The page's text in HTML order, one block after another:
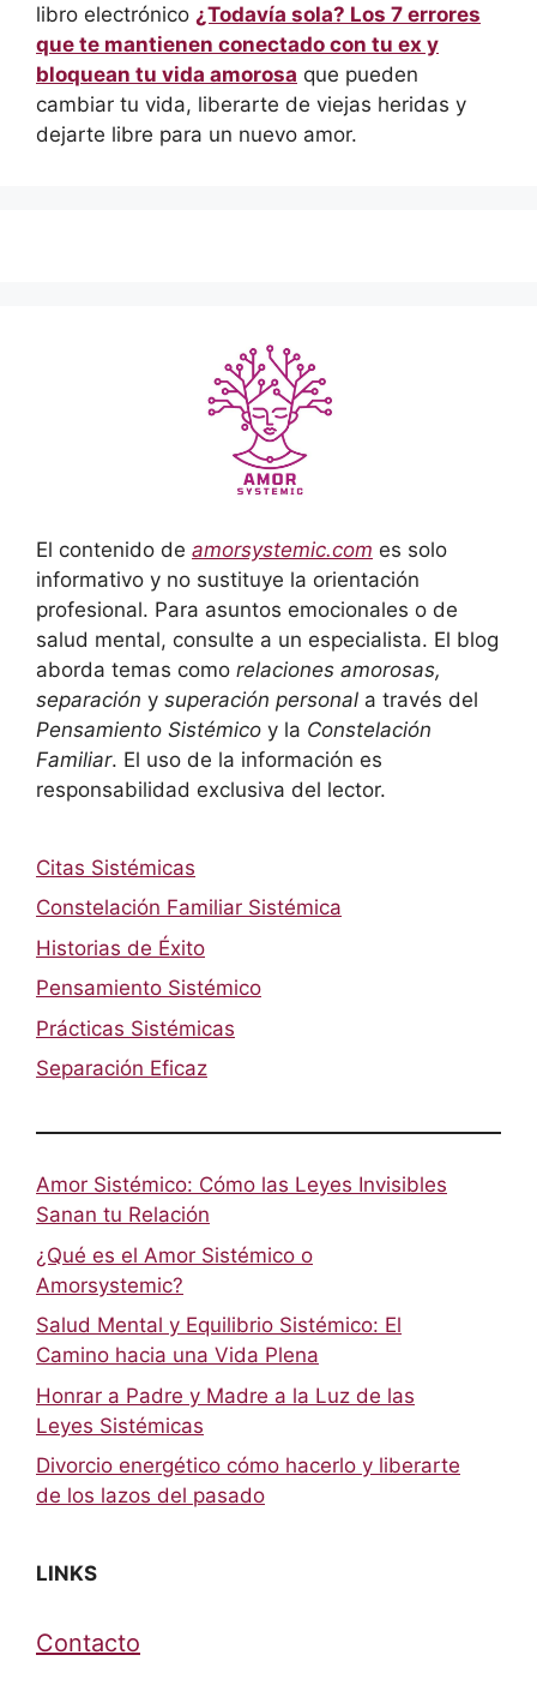
libro electrónico ¿Todavía sola? Los 7 errores
que te mantienen conectado con tu ex y
bloquean tu vida amorosa que pueden
cambiar tu vida, liberarte de viejas heridas y
dejarte libre para un nuevo amor.
El contenido de amorsystemic.com es solo
informativo y no sustituye la orientación
profesional. Para asuntos emocionales o de
salud mental, consulte a un especialista. El blog
aborda temas como relaciones amorosas,
separación y superación personal a través del
Pensamiento Sistémico y la Constelación
Familiar. El uso de la información es
responsabilidad exclusiva del lector.
Citas Sistémicas
Constelación Familiar Sistémica
Historias de Éxito
Pensamiento Sistémico
Prácticas Sistémicas
Separación Eficaz
Amor Sistémico: Cómo las Leyes Invisibles
Sanan tu Relación
¿Qué es el Amor Sistémico o
Amorsystemic?
Salud Mental y Equilibrio Sistémico: El
Camino hacia una Vida Plena
Honrar a Padre y Madre a la Luz de las
Leyes Sistémicas
Divorcio energético cómo hacerlo y liberarte
de los lazos del pasado
LINKS
Contacto